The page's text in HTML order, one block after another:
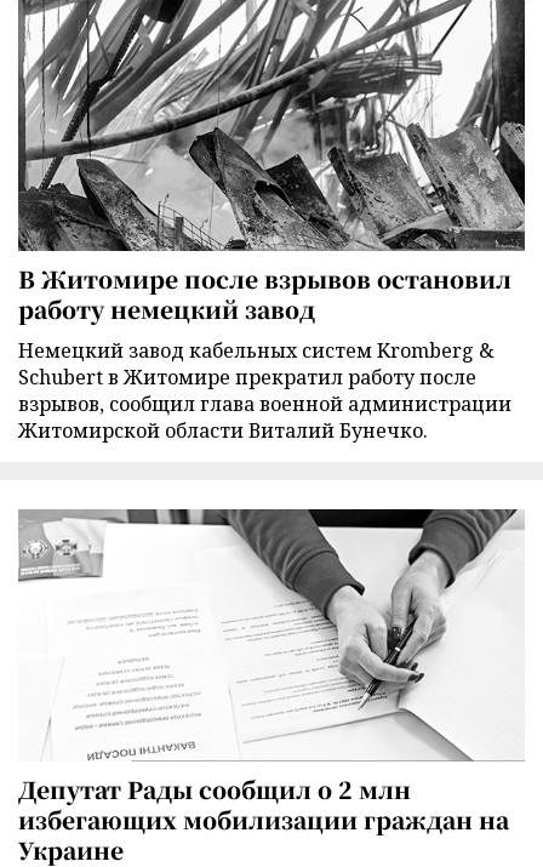
В Житомире после взрывов остановил
работу немецкий завод
Немецкий завод кабельных систем Kromberg &
Schubert в Житомире прекратил работу после
взрывов, сообщил глава военной администрации
Житомирской области Виталий Бунечко.
Депутат Рады сообщил о 2 млн
избегающих мобилизации граждан на
Украине